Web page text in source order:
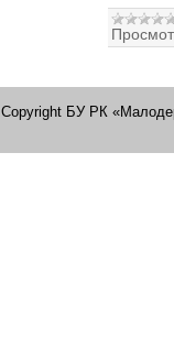
Copyright БУ РК